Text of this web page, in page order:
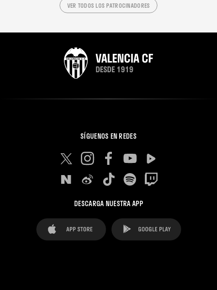
VER TODOS LOS PATROCINADORES
SÍGUENOS EN REDES
DESCARGA NUESTRA APP